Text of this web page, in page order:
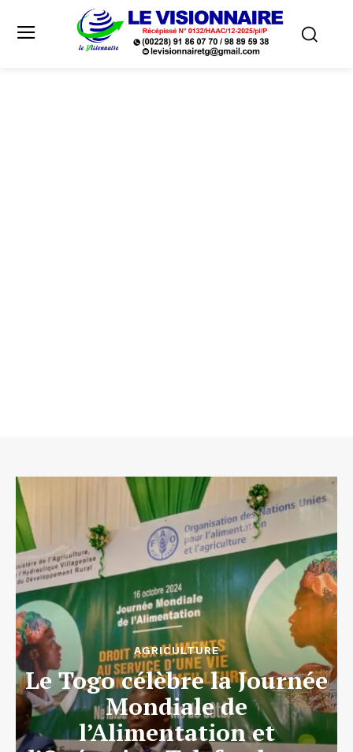
AGRICULTURE
Le Togo célèbre la Journée
Mondiale de
l’Alimentation et